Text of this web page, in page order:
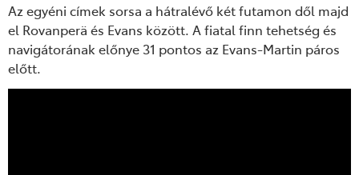
Az egyéni címek sorsa a hátralévő két futamon dől majd
el Rovanperä és Evans között. A fiatal finn tehetség és
navigátorának előnye 31 pontos az Evans-Martin páros
előtt.